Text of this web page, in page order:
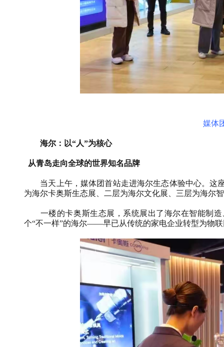
媒体
海尔：以“人”为核心
从青岛走向全球的世界知名品牌
当天上午，媒体团首站走进海尔生态体验中心。这
为海尔卡奥斯生态展、二层为海尔文化展、三层为海尔
一楼的卡奥斯生态展，系统展出了海尔在智能制造
个“不一样”的海尔——早已从传统的家电企业转型为物